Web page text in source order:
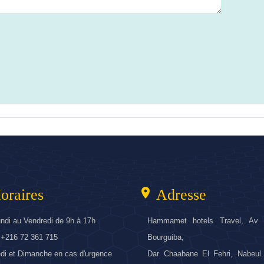
au Vendredi de 9h à 17h
72 361 715
et Dimanche en cas d'urgence
location_on Adresse
Hammamet hotels Travel, Av
Bourguiba,
Dar Chaabane El Fehri,